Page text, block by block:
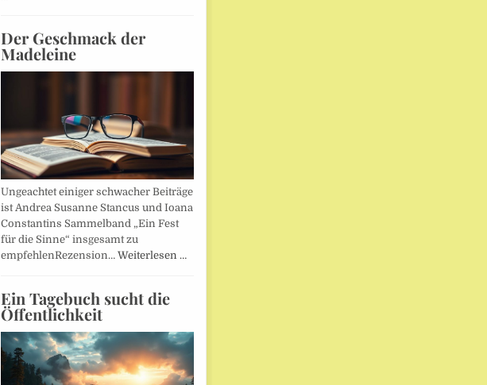
Der Geschmack der
Madeleine
Ungeachtet einiger schwacher Beiträge
ist Andrea Susanne Stancus und Ioana
Constantins Sammelband „Ein Fest
für die Sinne“ insgesamt zu
empfehlenRezension… Weiterlesen …
Ein Tagebuch sucht die
Öffentlichkeit